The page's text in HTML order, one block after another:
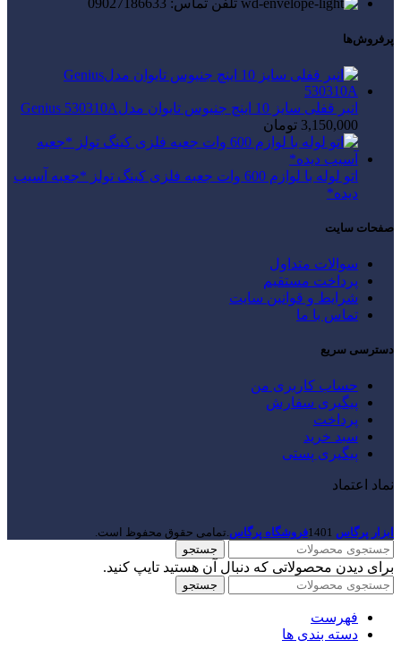
تلفن تماس: 09027186633
پرفروش‌ها
انبر قفلی سایز 10 اینچ جنیوس تایوان مدلGenius 530310A
3,150,000 تومان
اتو لوله با لوازم 600 وات جعبه فلزی کینگ تولز *جعبه آسیب
دیده*
صفحات سایت
سوالات متداول
پرداخت مستقیم
شرایط و قوانین سایت
تماس با ما
دسترسی سریع
حساب کاربری من
پیگیری سفارش
پرداخت
سبد خرید
پیگیری پستی
نماد اعتماد
ابزار پرگاس 1401فروشگاه پرگاس.تمامی حقوق محفوظ است.
جستجو
برای دیدن محصولاتی که دنبال آن هستید تایپ کنید.
جستجو
فهرست
دسته بندی ها